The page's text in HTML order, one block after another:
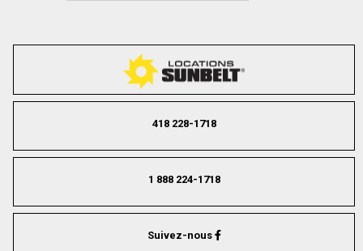
418 228-1718
1 888 224-1718
Suivez-nous